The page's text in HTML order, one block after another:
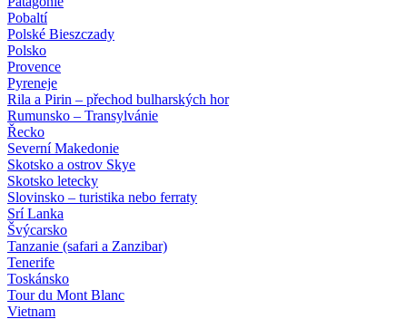
Pobaltí
Polské Bieszczady
Polsko
Provence
Pyreneje
Rila a Pirin – přechod bulharských hor
Rumunsko – Transylvánie
Řecko
Severní Makedonie
Skotsko a ostrov Skye
Skotsko letecky
Slovinsko – turistika nebo ferraty
Srí Lanka
Švýcarsko
Tanzanie (safari a Zanzibar)
Tenerife
Toskánsko
Tour du Mont Blanc
Vietnam